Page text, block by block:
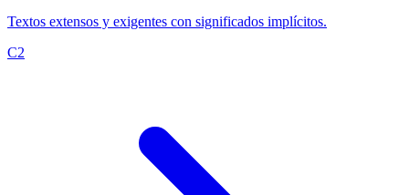
Textos extensos y exigentes con significados implícitos.
C2